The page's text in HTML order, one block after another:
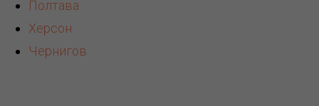
Полтава
Херсон
Чернигов